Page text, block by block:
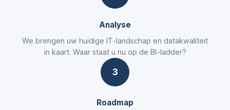
Analyse
We brengen uw huidige IT-landschap en datakwaliteit
in kaart. Waar staat u nu op de BI-ladder?
3
Roadmap